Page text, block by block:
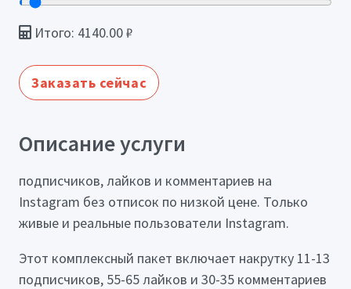
Итого: 4140.00₽
Заказать сейчас
Описание услуги
подписчиков, лайков и комментариев на
Instagram без отписок по низкой цене. Только
живые и реальные пользователи Instagram.
Этот комплексный пакет включает накрутку 11-13
подписчиков, 55-65 лайков и 30-35 комментариев